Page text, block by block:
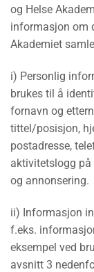
og Helse
informasjon om
Akademiet
i) Personlig
brukes til å
fornavn og
tittel/posisjon,
postadresse,
aktivitetslogg på
og annonsering.
ii) Informasjon
f.eks.
eksempel ved
avsnitt 3